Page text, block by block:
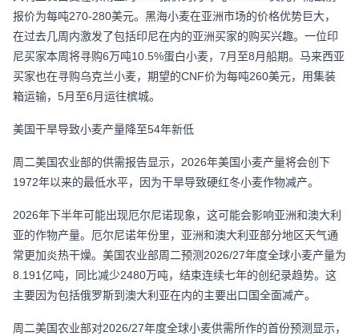
报价为每吨270-280美元。黑海小麦在亚洲市场的价格优势巨大，
在过去几周内激发了包括印尼在内的亚洲买家的购买兴趣。一位印
尼买家本周将寻购6万吨10.5%蛋白小麦，7月至8月船期。马来西亚
买家也在寻购乌克兰小麦，期望的CNF价为每吨260美元，用集装
箱运输，5月至6月运往槟城。
美国干旱导致小麦产量降至54年新低
周二美国农业部的供需报告显示，2026年美国小麦产量将会创下
1972年以来的最低水平，因为干旱导致硬红冬小麦作物减产。
2026年下半年可能出现厄尔尼诺现象，这可能会影响亚洲和澳大利
亚的作物产量。厄尔尼诺年份里，亚洲和澳大利亚部分地区天气通
常更加炎热干燥。美国农业部周二预测2026/27年度全球小麦产量为
8.191亿吨，同比减少2480万吨，结束连续七年的创纪录趋势。这
主要因为包括俄罗斯到澳大利亚在内的主要出口国全面减产。
周二美国农业部对2026/27年度全球小麦供需所作的首份预测显示，